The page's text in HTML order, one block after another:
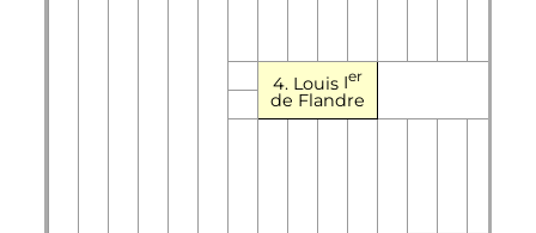
4. Louis Ier
de Flandre